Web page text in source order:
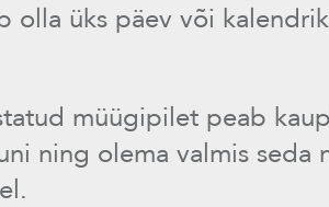
olla üks päev või
müügipilet peab
ning olema valmis seda